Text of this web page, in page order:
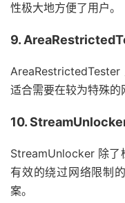
性极大地方便了用户。
9.
适合需要在较为特殊的
10.
StreamUnlocker 除了
有效的绕过网络限制
案。